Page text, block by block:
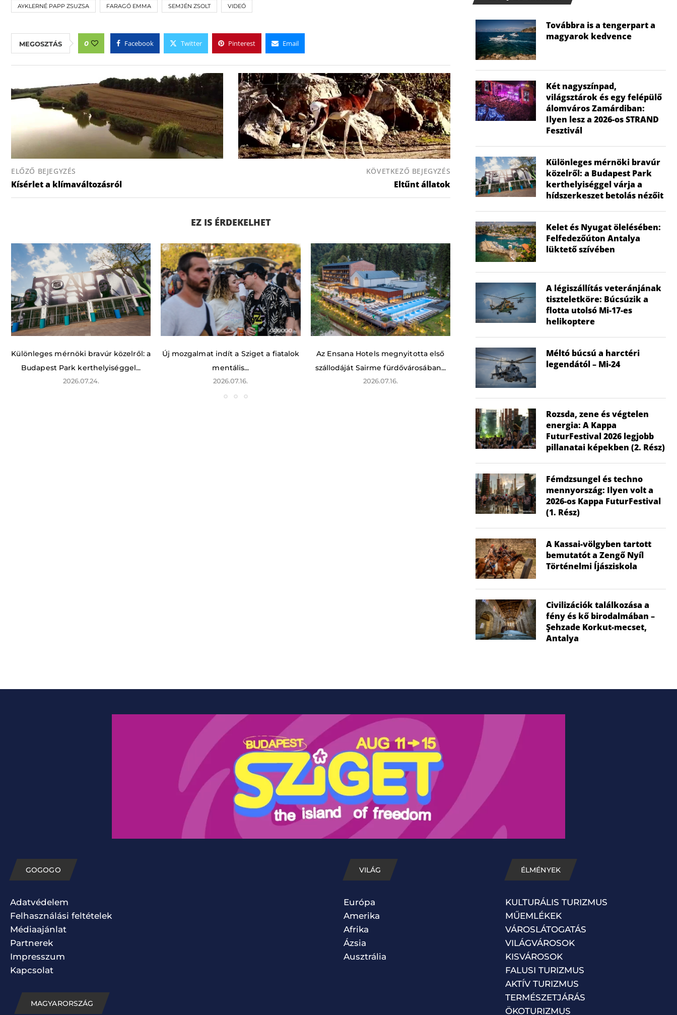
AYKLERNÉ PAPP ZSUZSA FARAGÓ EMMA SEMJÉN ZSOLT VIDEÓ
MEGOSZTÁS 0 Facebook Twitter Pinterest Email
ELŐZŐ BEJEGYZÉS
Kísérlet a klímaváltozásról
KÖVETKEZŐ BEJEGYZÉS
Eltűnt állatok
EZ IS ÉRDEKELHET
Különleges mérnöki bravúr közelről: a
Budapest Park kerthelyiséggel...
2026.07.24.
Új mozgalmat indít a Sziget a fiatalok
mentális...
2026.07.16.
Az Ensana Hotels megnyitotta első
szállodáját Sairme fürdővárosában...
2026.07.16.
Nem a gyerek tehet róla, mégis ő
húzza...
2026.07.02.
Visszatér a
Továbbra is a tengerpart a
magyarok kedvence
Két nagyszínpad,
világsztárok és egy felépülő
álomváros Zamárdiban:
Ilyen lesz a 2026-os STRAND
Fesztivál
Különleges mérnöki bravúr
közelről: a Budapest Park
kerthelyiséggel várja a
hídszerkeszet betolás nézőit
Kelet és Nyugat ölelésében:
Felfedezőúton Antalya
lüktető szívében
A légiszállítás veteránjának
tiszteletköre: Búcsúzik a
flotta utolsó Mi-17-es
helikoptere
Méltó búcsú a harctéri
legendától – Mi-24
Rozsda, zene és végtelen
energia: A Kappa
FuturFestival 2026 legjobb
pillanatai képekben (2. Rész)
Fémdzsungel és techno
mennyország: Ilyen volt a
2026-os Kappa FuturFestival
(1. Rész)
A Kassai-völgyben tartott
bemutatót a Zengő Nyíl
Történelmi Íjásziskola
Civilizációk találkozása a
fény és kő birodalmában –
Şehzade Korkut-mecset,
Antalya
GOGOGO
Adatvédelem
Felhasználási feltételek
Médiaajánlat
Partnerek
Impresszum
Kapcsolat
MAGYARORSZÁG
VILÁG
Európa
Amerika
Afrika
Ázsia
Ausztrália
ÉLMÉNYEK
KULTURÁLIS TURIZMUS
MŰEMLÉKEK
VÁROSLÁTOGATÁS
VILÁGVÁROSOK
KISVÁROSOK
FALUSI TURIZMUS
AKTÍV TURIZMUS
TERMÉSZETJÁRÁS
ÖKOTURIZMUS